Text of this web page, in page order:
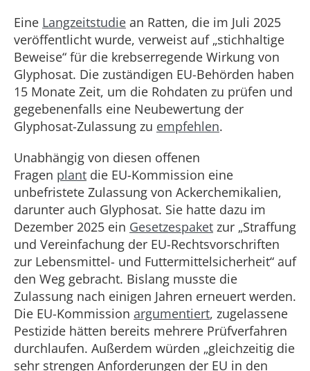
Eine Langzeitstudie an Ratten, die im Juli 2025
veröffentlicht wurde, verweist auf „stichhaltige
Beweise“ für die krebserregende Wirkung von
Glyphosat. Die zuständigen EU-Behörden haben
15 Monate Zeit, um die Rohdaten zu prüfen und
gegebenenfalls eine Neubewertung der
Glyphosat-Zulassung zu empfehlen.
Unabhängig von diesen offenen
Fragen plant die EU-Kommission eine
unbefristete Zulassung von Ackerchemikalien,
darunter auch Glyphosat. Sie hatte dazu im
Dezember 2025 ein Gesetzespaket zur „Straffung
und Vereinfachung der EU-Rechtsvorschriften
zur Lebensmittel- und Futtermittelsicherheit“ auf
den Weg gebracht. Bislang musste die
Zulassung nach einigen Jahren erneuert werden.
Die EU-Kommission argumentiert, zugelassene
Pestizide hätten bereits mehrere Prüfverfahren
durchlaufen. Außerdem würden „gleichzeitig die
sehr strengen Anforderungen der EU in den